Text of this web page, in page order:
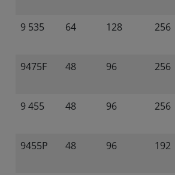
9 535 64 128 256
9475F 48 96 256
9 455 48 96 256
9455P 48 96 192